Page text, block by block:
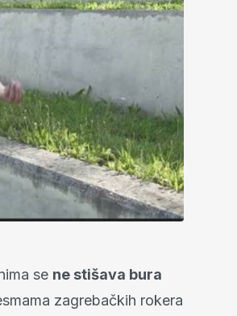
se ne stišava bura
zagrebačkih rokera